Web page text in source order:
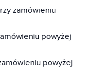
zamówieniu
powyżej
powyżej